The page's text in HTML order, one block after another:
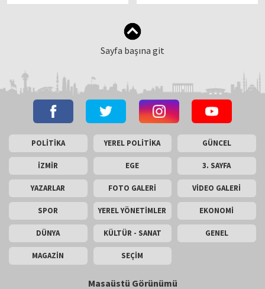
Sayfa başına git
POLİTİKA YEREL POLİTİKA GÜNCEL
İZMİR EGE 3. SAYFA
YAZARLAR FOTO GALERİ VİDEO GALERİ
SPOR YEREL YÖNETİMLER EKONOMİ
DÜNYA KÜLTÜR - SANAT GENEL
MAGAZİN SEÇİM
Masaüstü Görünümü